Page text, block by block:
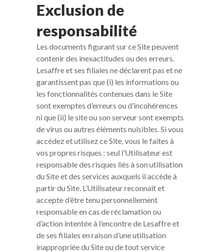
Exclusion de
responsabilité
Les documents figurant sur ce Site peuvent
contenir des inexactitudes ou des erreurs.
Lesaffre et ses filiales ne déclarent pas et ne
garantissent pas que (i) les informations ou
les fonctionnalités contenues dans le Site
sont exemptes d’erreurs ou d’incohérences
ni que (ii) le site ou son serveur sont exempts
de virus ou autres éléments nuisibles. Si vous
accédez et utilisez ce Site, vous le faites à
vos propres risques : seul l’Utilisateur est
responsable des risques liés à son utilisation
du Site et des services auxquels il accède à
partir du Site. L’Utilisateur reconnaît et
accepte d’être tenu personnellement
responsable en cas de réclamation ou
d’action intentée à l’encontre de Lesaffre et
de ses filiales en raison d’une utilisation
inappropriée du Site ou de tout service